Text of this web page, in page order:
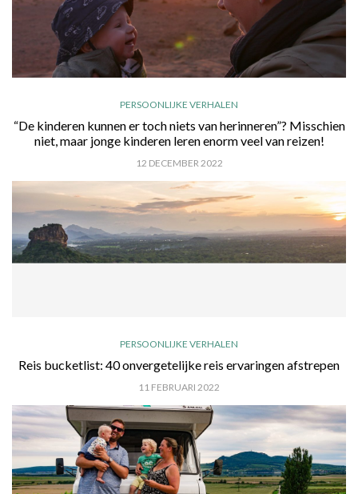
PERSOONLIJKE VERHALEN
“De kinderen kunnen er toch niets van herinneren”? Misschien
niet, maar jonge kinderen leren enorm veel van reizen!
12 DECEMBER 2022
PERSOONLIJKE VERHALEN
Reis bucketlist: 40 onvergetelijke reis ervaringen afstrepen
11 FEBRUARI 2022